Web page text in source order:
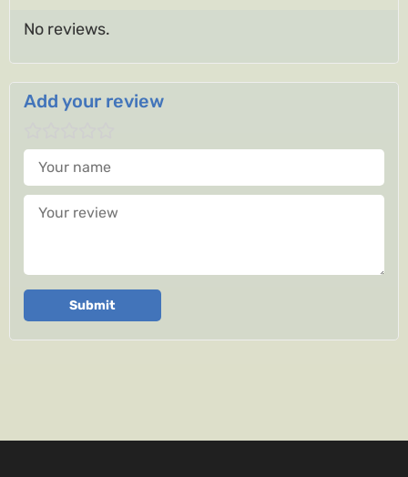
No reviews.
Add your review
Your name
Your review
Submit